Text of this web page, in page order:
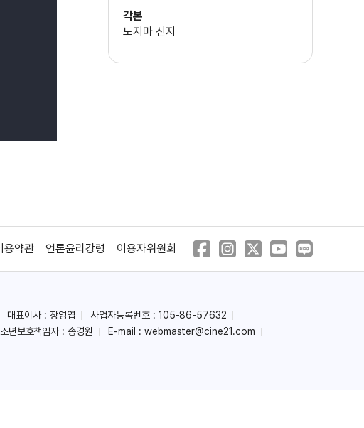
각본
노지마 신지
용약관 언론윤리강령 이용자위원회
대표이사 : 장영엽
사업자등록번호 : 105-86-57632
년보호책임자 : 송경원 E-mail : webmaster@cine21.com